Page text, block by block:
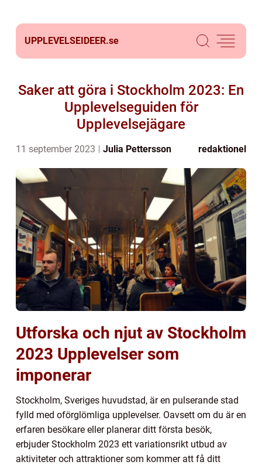
UPPLEVELSEIDEER.se
Saker att göra i Stockholm 2023: En
Upplevelseguiden för
Upplevelsejägare
11 september 2023 Julia Pettersson redaktionel
Utforska och njut av Stockholm
2023 Upplevelser som
imponerar
Stockholm, Sveriges huvudstad, är en pulserande stad
fylld med oförglömliga upplevelser. Oavsett om du är en
erfaren besökare eller planerar ditt första besök,
erbjuder Stockholm 2023 ett variationsrikt utbud av
aktiviteter och attraktioner som kommer att få ditt